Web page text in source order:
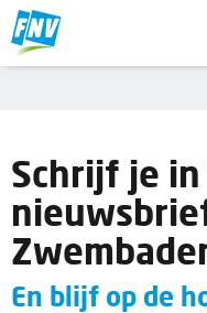
Schrijf je
En blijf op de